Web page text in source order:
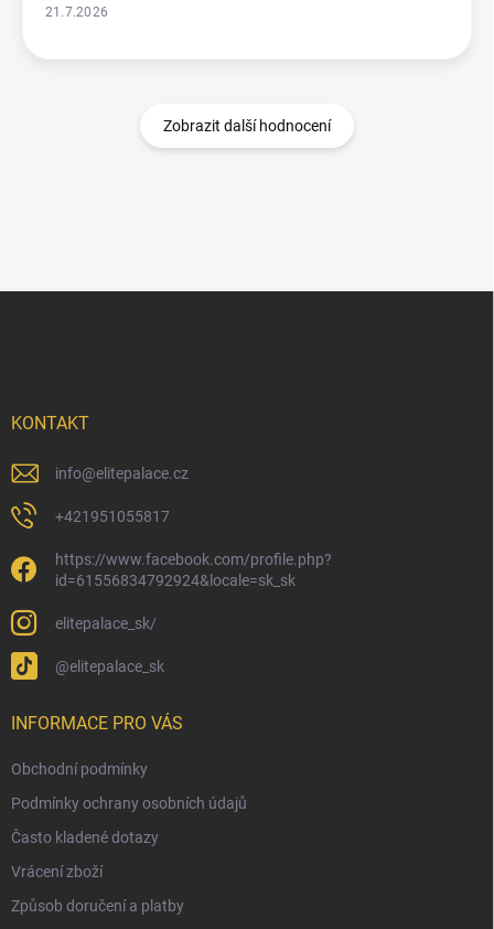
21.7.2026
Zobrazit další hodnocení
KONTAKT
info@elitepalace.cz
+421951055817
https://www.facebook.com/profile.php?
id=61556834792924&locale=sk_sk
elitepalace_sk/
@elitepalace_sk
INFORMACE PRO VÁS
Obchodní podmínky
Podmínky ochrany osobních údajů
Často kladené dotazy
Vrácení zboží
Způsob doručení a platby